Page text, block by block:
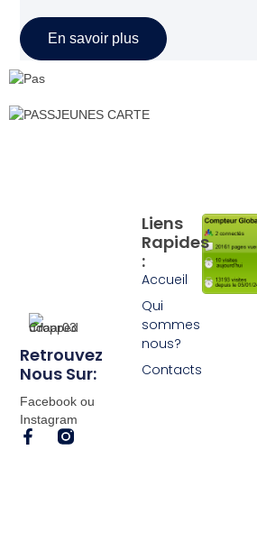
En savoir plus
Retrouvez
Nous Sur:
Facebook ou
Instagram
Liens
Rapides
:
Accueil
Qui
sommes
nous?
Contacts